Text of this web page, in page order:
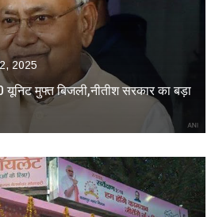
2025
यूनिट मुफ्त बिजली,नीतीश सरकार का बड़ा